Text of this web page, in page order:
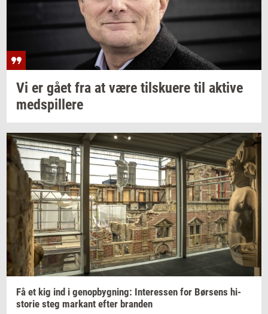
Vi er gået fra at være til­sku­e­re til ak­ti­ve
med­spil­le­re
Få et kig ind i genop­byg­ning: In­ter­es­sen for Bør­sens hi­
sto­rie steg mar­kant efter bran­den